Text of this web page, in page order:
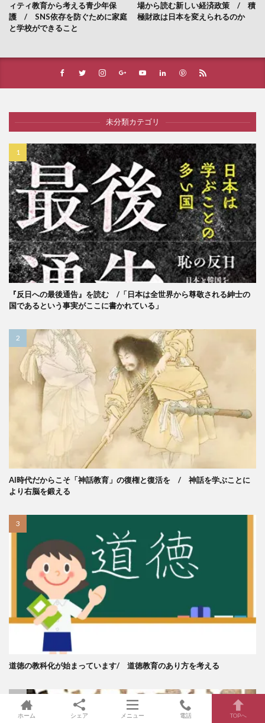
ィティ教育から考える青少年保
護 / SNS依存を防ぐために家庭
と学校ができること
場から読む新しい経済政策 / 積
極財政は日本を変えられるのか
未分類カテゴリ
『反日への最後通告』を読む /「日本は全世界から尊敬される紳士の
国であるという事実がここに書かれている」
AI時代だからこそ「神話教育」の復権と復活を / 神話を学ぶことに
より右脳を鍛える
道徳の教科化が始まっています/ 道徳教育のあり方を考える
ホーム シェア メニュー 電話 TOPへ